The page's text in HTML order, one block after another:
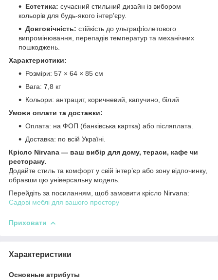
Естетика: сучасний стильний дизайн із вибором
кольорів для будь-якого інтер’єру.
Довговічність: стійкість до ультрафіолетового
випромінювання, перепадів температур та механічних
пошкоджень.
Характеристики:
Розміри: 57 × 64 × 85 см
Вага: 7,8 кг
Кольори: антрацит, коричневий, капучино, білий
Умови оплати та доставки:
Оплата: на ФОП (банківська картка) або післяплата.
Доставка: по всій Україні.
Крісло Nirvana — ваш вибір для дому, тераси, кафе чи
ресторану.
Додайте стиль та комфорт у свій інтер’єр або зону відпочинку,
обравши цю універсальну модель.
Перейдіть за посиланням, щоб замовити крісло Nirvana:
Садові меблі для вашого простору
Приховати
Характеристики
Основные атрибуты